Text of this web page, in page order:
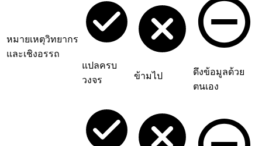
หมายเหตุวิทยากร
และเชิงอรรถ
แปลครบ
วงจร
ข้ามไป
ดึงข้อมูลด้วย
ตนเอง